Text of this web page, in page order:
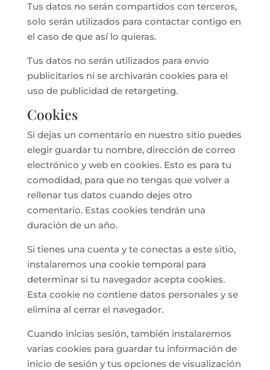
Tus datos no serán compartidos con terceros,
solo serán utilizados para contactar contigo en
el caso de que así lo quieras.
Tus datos no serán utilizados para envío
publicitarios ni se archivarán cookies para el
uso de publicidad de retargeting.
Cookies
Si dejas un comentario en nuestro sitio puedes
elegir guardar tu nombre, dirección de correo
electrónico y web en cookies. Esto es para tu
comodidad, para que no tengas que volver a
rellenar tus datos cuando dejes otro
comentario. Estas cookies tendrán una
duración de un año.
Si tienes una cuenta y te conectas a este sitio,
instalaremos una cookie temporal para
determinar si tu navegador acepta cookies.
Esta cookie no contiene datos personales y se
elimina al cerrar el navegador.
Cuando inicias sesión, también instalaremos
varias cookies para guardar tu información de
inicio de sesión y tus opciones de visualización